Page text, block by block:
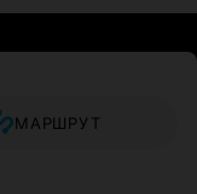
МАРШРУТ